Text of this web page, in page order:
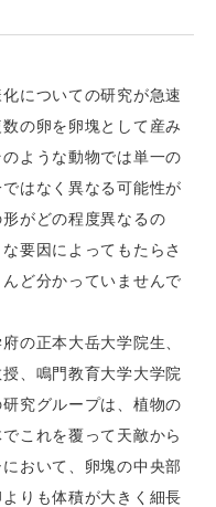
についての研究が急速
の卵を卵塊として産み
ような動物では単一の
はなく異なる可能性が
がどの程度異なるの
要因によってもたらさ
ど分かっていませんで
の正本大岳大学院生、
、鳴門教育大学大学院
究グループは、植物の
これを覆って天敵から
おいて、卵塊の中央部
りも体積が大きく細長